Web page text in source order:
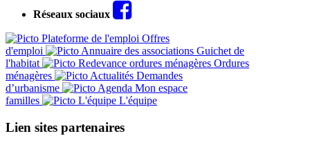
Réseaux sociaux
Offres
d'emploi
Guichet de
l'habitat
Ordures
ménagères
Demandes
d’urbanisme
Mon espace
familles
L'équipe
Lien sites partenaires